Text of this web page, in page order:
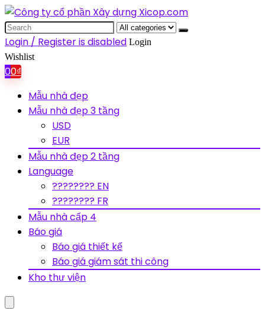
Search
for:
Login / Register is disabled Login
Wishlist
00₫
Mẫu nhà đẹp
Mẫu nhà đẹp 3 tầng
USD
EUR
Mẫu nhà đẹp 2 tầng
Language
???????? EN
???????? FR
Mẫu nhà cấp 4
Báo giá
Báo giá thiết kế
Báo giá giám sát thi công
Kho thư viện